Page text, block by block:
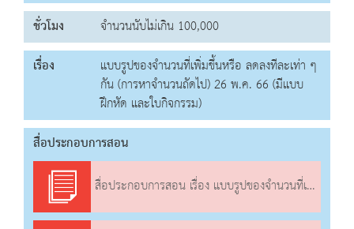
ชั่วโมง
จำนวนนับไม่เกิน 100,000
เรื่อง
แบบรูปของจำนวนที่เพิ่มขึ้นหรือ ลดลงทีละเท่า ๆ
กัน (การหาจำนวนถัดไป) 26 พ.ค. 66 (มีแบบ
ฝึกหัด และใบกิจกรรม)
สื่อประกอบการสอน
สื่อประกอบการสอน เรื่อง แบบรูปของจำนวนที่เพิ่มขึ้นหรือ ลดลงทีละเท่า ๆ กัน (การหาจำนวนถัดไป)